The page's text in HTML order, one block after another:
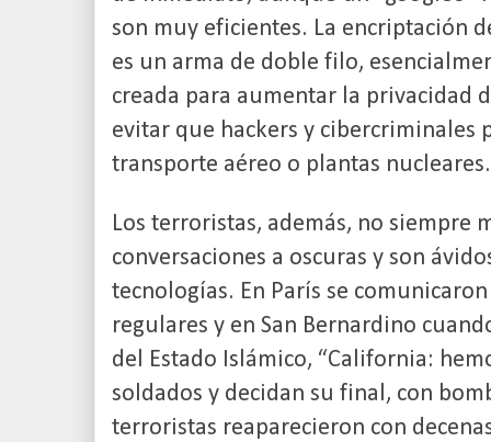
son muy eficientes. La encriptación
es un arma de doble filo,
creada para aumentar la privacidad
evitar que hackers y cibercriminales
transporte aéreo o plantas nucleares.
Los terroristas, además, no siempre
conversaciones a oscuras y son
tecnologías. En París se
regulares y en San Bernardino
del Estado Islámico, “California:
soldados y decidan su final, con
terroristas reaparecieron con